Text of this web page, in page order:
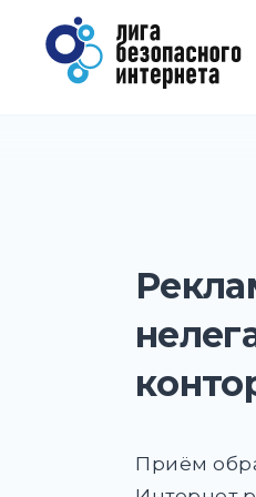
Перейти
содержимому
Лига
Приём